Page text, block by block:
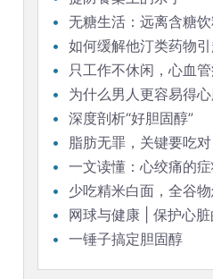
无糖生活：远离含糖
如何缓解他汀类药物
只工作不休闲，心血
为什么男人更容易得心
深度剖析“好胆固醇”
脂肪无罪，关键要吃对
一文读懂：心绞痛的
疗
少吃精米白面，全谷
康？网球与健康 | 保护心
项目一锤子搞定胆固醇